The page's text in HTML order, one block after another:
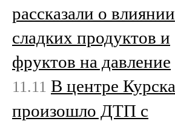
рассказали о влиянии
сладких продуктов и
фруктов на давление
11.11 В центре Курска
произошло ДТП с